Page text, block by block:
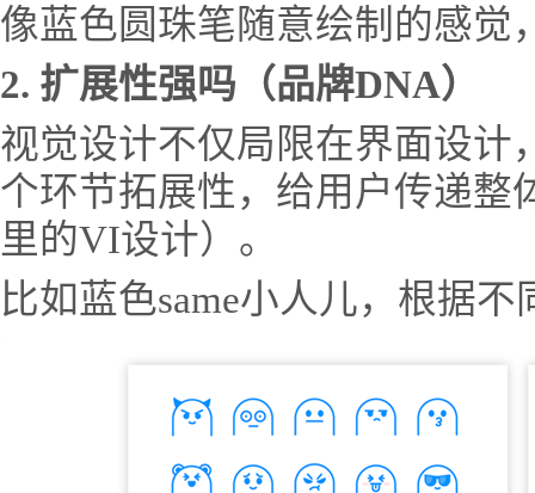
像蓝色圆珠笔随意绘制的感觉
2. 扩展性强吗（品牌DNA）
视觉设计不仅局限在界面设计
个环节拓展性，给用户传递整
里的VI设计）。
比如蓝色same小人儿，根据